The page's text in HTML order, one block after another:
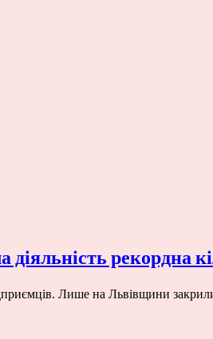
рекордна
Лише на Львівщини